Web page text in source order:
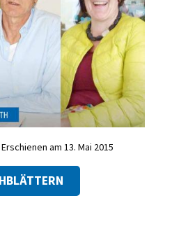
am 13. Mai 2015